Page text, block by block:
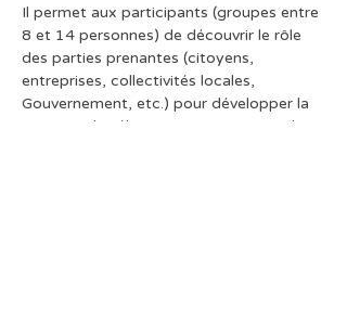
Il permet aux participants (groupes entre
8 et 14 personnes) de découvrir le rôle
des parties prenantes (citoyens,
entreprises, collectivités locales,
Gouvernement, etc.) pour développer la
pratique du vélo, ainsi que proposer des